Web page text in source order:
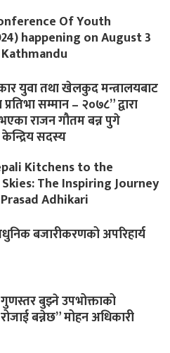
Of Youth
happening on August 3
युवा तथा खेलकुद मन्त्रालयबाट
प्रतिभा सम्मान – २०७८” द्वारा
राजन गौतम बन्न पुगे
सदस्य
Kitchens to the
The Inspiring Journey
Adhikari
बजारीकरणको अपरिहार्य
बुझ्ने उपभोक्ताको
बन्नेछ” मोहन अधिकारी